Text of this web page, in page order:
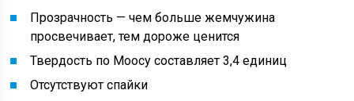
Прозрачность — чем больше жемчужина
просвечивает, тем дороже ценится
Твердость по Моосу составляет 3,4 единиц
Отсутствуют спайки